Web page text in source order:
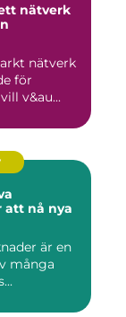
nätverk
nätverk
för
v&au...
att nå nya
är en
många